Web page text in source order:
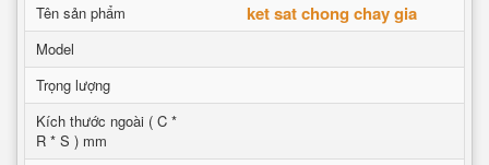
Tên sản phẩm ket sat chong chay gia
Model
Trọng lượng
Kích thước ngoài ( C *
R * S ) mm